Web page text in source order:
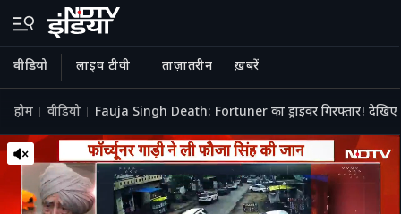
वीडियो लाइव टीवी ताज़ातरीन ख़बरें
होम वीडियो Fauja Singh Death: Fortuner का ड्राइवर गिरफ्तार!